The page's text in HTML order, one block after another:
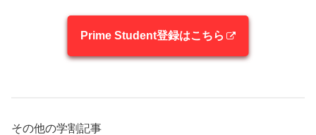
Prime Student登録はこちら
その他の学割記事